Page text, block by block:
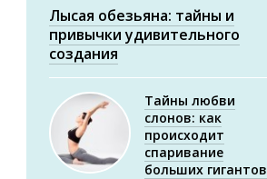
Лысая обезьяна: тайны и
привычки удивительного
создания
Тайны любви
слонов: как
происходит
спаривание
больших гигантов